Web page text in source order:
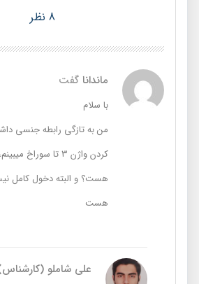
مانداناگفت
با سلام
من به تازگی رابطه جنسی داشتم،
کردن واژن ۳ تا سوراخ میبینم،
هست؟ و البته دخول کامل نیست و
هست
علی شاملو (کارشناس)